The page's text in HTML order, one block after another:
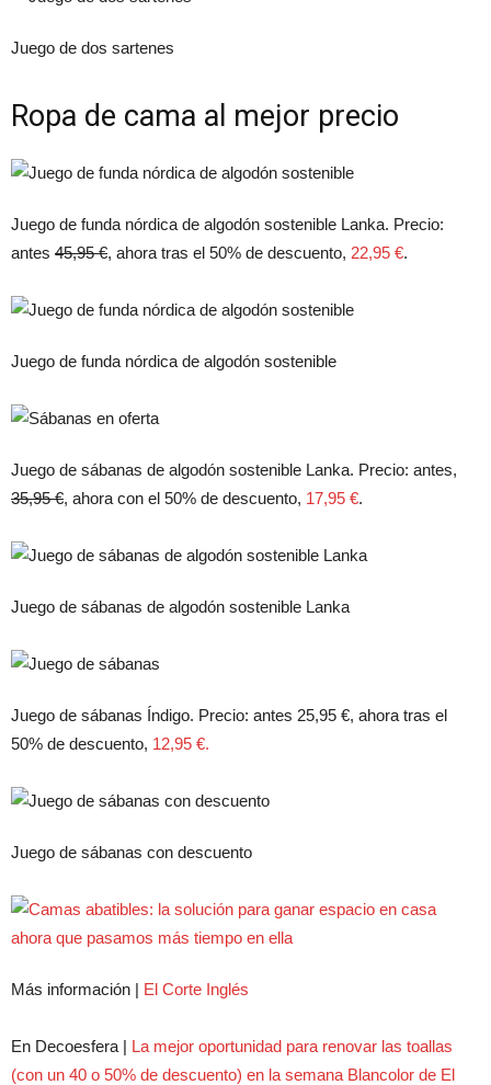
Juego de dos sartenes
Ropa de cama al mejor precio
Juego de funda nórdica de algodón sostenible Lanka. Precio:
antes 45,95 €, ahora tras el 50% de descuento, 22,95 €.
Juego de funda nórdica de algodón sostenible
Juego de sábanas de algodón sostenible Lanka. Precio: antes,
35,95 €, ahora con el 50% de descuento, 17,95 €.
Juego de sábanas de algodón sostenible Lanka
Juego de sábanas Índigo. Precio: antes 25,95 €, ahora tras el
50% de descuento, 12,95 €.
Juego de sábanas con descuento
Más información | El Corte Inglés
En Decoesfera | La mejor oportunidad para renovar las toallas
(con un 40 o 50% de descuento) en la semana Blancolor de El